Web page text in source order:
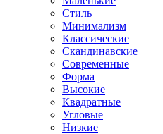
Стиль
Минимализм
Классические
Скандинавские
Современные
Форма
Высокие
Квадратные
Угловые
Низкие